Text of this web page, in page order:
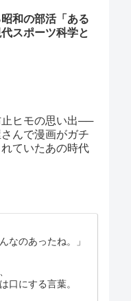
和の部活「ある
スポーツ科学と
ヒモの思い出──
んで漫画がガチ
ていたあの時代
なのあったね。」
口にする言葉。